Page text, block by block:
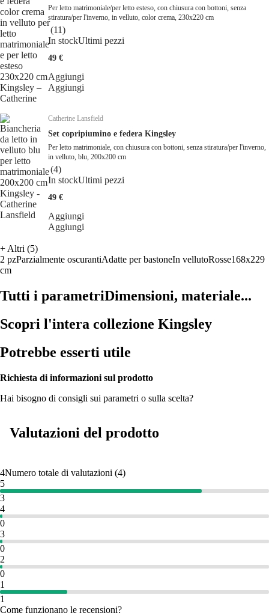
Per letto matrimoniale/per letto esteso, con chiusura con bottoni, senza
stiratura/per l'inverno, in velluto, color crema, 230x220 cm
(11)
In stockUltimi pezzi
49 €
Aggiungi
Aggiungi
Catherine Lansfield
Set copripiumino e federa Kingsley
Per letto matrimoniale, con chiusura con bottoni, senza stiratura/per l'inverno,
in velluto, blu, 200x200 cm
(4)
In stockUltimi pezzi
49 €
Aggiungi
Aggiungi
+ Altri (5)
2 pzParzialmente oscurantiAdatte per bastoneIn vellutoRosse168x229
cm
Tutti i parametriDimensioni, materiale...
Scopri l'intera collezione Kingsley
Potrebbe esserti utile
Richiesta di informazioni sul prodotto
Hai bisogno di consigli sui parametri o sulla scelta?
Valutazioni del prodotto
4Numero totale di valutazioni (4)
5
3
4
0
3
0
2
0
1
1
Come funzionano le recensioni?